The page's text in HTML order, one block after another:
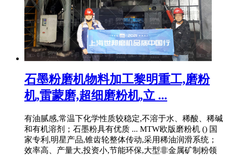
石墨粉磨机物料加工黎明重工,磨粉
机,雷蒙磨,超细磨粉机,立 ...
有油腻感,常温下化学性质较稳定,不溶于水、稀酸、稀碱
和有机溶剂；石墨粉具有优质 ... MTW欧版磨粉机 () 国
家专利,明星产品,锥齿轮整体传动,采用稀油润滑系统；
效率高、产量大,投资小,节能环保,大型非金属矿制粉领